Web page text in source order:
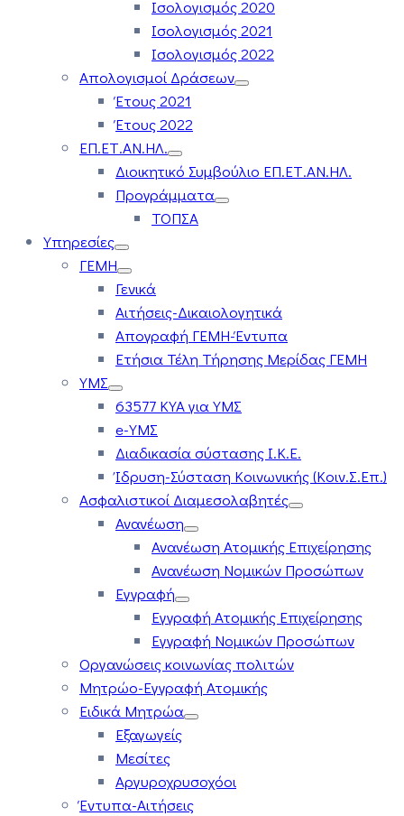
Ισολογισμός 2020
Ισολογισμός 2021
Ισολογισμός 2022
Απολογισμοί Δράσεων
Έτους 2021
Έτους 2022
ΕΠ.ΕΤ.ΑΝ.ΗΛ.
Διοικητικό Συμβούλιο ΕΠ.ΕΤ.ΑΝ.ΗΛ.
Προγράμματα
ΤΟΠΣΑ
Υπηρεσίες
ΓΕΜΗ
Γενικά
Αιτήσεις-Δικαιολογητικά
Απογραφή ΓΕΜΗ-Έντυπα
Ετήσια Τέλη Τήρησης Μερίδας ΓΕΜΗ
ΥΜΣ
63577 ΚΥΑ για ΥΜΣ
e-ΥΜΣ
Διαδικασία σύστασης Ι.Κ.Ε.
Ίδρυση-Σύσταση Κοινωνικής (Κοιν.Σ.Επ.)
Ασφαλιστικοί Διαμεσολαβητές
Ανανέωση
Ανανέωση Ατομικής Επιχείρησης
Ανανέωση Νομικών Προσώπων
Εγγραφή
Εγγραφή Ατομικής Επιχείρησης
Εγγραφή Νομικών Προσώπων
Οργανώσεις κοινωνίας πολιτών
Μητρώο-Εγγραφή Ατομικής
Ειδικά Μητρώα
Εξαγωγείς
Μεσίτες
Αργυροχρυσοχόοι
Έντυπα-Αιτήσεις